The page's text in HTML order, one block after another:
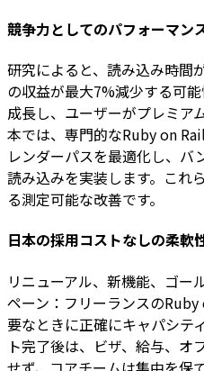
競争力としてのパフォーマン
研究によると、読み込み時間
の収益が最大7%減少する可
成長し、ユーザーがプレミア
本では、専門的なRuby on
レンダーパスを最適化し、バ
読み込みを実装します。これ
る測定可能な改善です。
日本の採用コストなしの柔軟
リニューアル、新機能、ゴー
ペーン：フリーランスの
要なときに正確にキャパシテ
ト完了後は、ビザ、給与、オ